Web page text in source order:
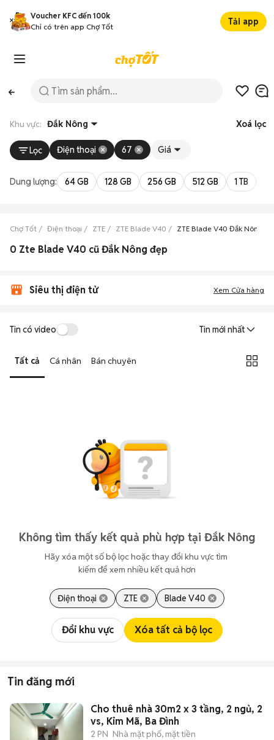
Voucher KFC đến 100k
Chỉ có trên app Chợ Tốt
Tải app
Khu vực: Đắk Nông Xoá lọc
Lọc Điện thoại 67 Giá
Dung lượng: 64 GB 128 GB 256 GB 512 GB 1 TB
Chợ Tốt Điện thoại ZTE ZTE Blade V40 ZTE Blade V40 Đắk Nông
0 Zte Blade V40 cũ Đắk Nông đẹp
Siêu thị điện tử Xem Cửa hàng
Tin có video Tin mới nhất
Tất cả Cá nhân Bán chuyên
Không tìm thấy kết quả phù hợp tại Đắk Nông
Hãy xóa một số bộ lọc hoặc thay đổi khu vực tìm
kiếm để xem nhiều kết quả hơn
Điện thoại ZTE Blade V40
Đổi khu vực Xóa tất cả bộ lọc
Tin đăng mới
Cho thuê nhà 30m2 x 3 tầng, 2 ngủ, 2
vs, Kim Mã, Ba Đình
2 PN Nhà mặt phố, mặt tiền